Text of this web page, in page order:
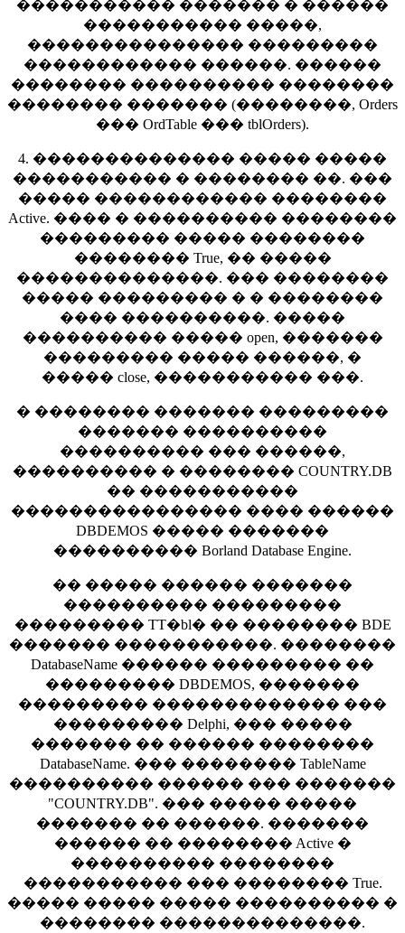
����������� ������� � ������
����������� �����,
��������������� ���������
������������ ������. ������
�������� ���������� ��������
�������� ������� (��������, Orders
��� OrdTable ��� tblOrders).
4. �������������� ����� �����
����������� � �������� ��. ���
����� ������������ ��������
Active. ���� � ���������� ��������
��������� ����� ��������
�������� True, �� �����
��������������. ��� ��������
����� ��������� � � ��������
���� ����������. �����
���������� ����� open, �������
��������� ����� ������, �
����� close, ����������� ���.
� �������� ������� ���������
������� ����������
���������� ��� ������,
���������� � �������� COUNTRY.DB
�� �����������
���������������� ���� ������
DBDEMOS ����� �������
���������� Borland Database Engine.
�� ����� ������ �������
���������� ���������
��������� TT�bl� �� �������� BDE
������� �����������. ��������
DatabaseName ������ ��������� ��
��������� DBDEMOS, �������
��������� ������������� ���
��������� Delphi, ��� �����
������� �� ������ ��������
DatabaseName. ��� �������� TableName
���������� ������ ��� �������
"COUNTRY.DB". ��� ����� �����
������� �� ������. �������
������ �� �������� Active �
���������� ��������
����������� ��� �������� True.
����� ����� ����� ���������� �
�������� ��������������.